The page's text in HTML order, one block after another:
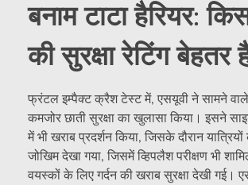
बनाम टाटा हैरियर:
की सुरक्षा रेटिंग बेहतर
फ्रंटल इम्पैक्ट क्रैश टेस्ट में, एसयूवी ने सामने
कमजोर छाती सुरक्षा का खुलासा किया। इसने
में भी खराब प्रदर्शन किया, जिसके दौरान
जोखिम देखा गया, जिसमें व्हिपलैश परीक्षण भी
वयस्कों के लिए गर्दन की खराब सुरक्षा देखी गई।